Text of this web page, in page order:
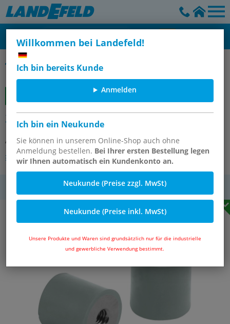
Willkommen bei Landefeld!
Ich bin bereits Kunde
Anmelden
Ich bin ein Neukunde
Sie können in unserem Online-Shop auch ohne
Anmeldung bestellen. Bei Ihrer ersten Bestellung legen
wir Ihnen automatisch ein Kundenkonto an.
Neukunde (Preise zzgl. MwSt)
Neukunde (Preise inkl. MwSt)
Unsere Produkte und Waren sind grundsätzlich nur für die industrielle
und gewerbliche Verwendung bestimmt.
Gummipuffer Edelstahl, Typ E
26103-01-03001555 Gummipuffer
Artikelnummer: OT-NORELEM060223
Andere Varianten des Artikels